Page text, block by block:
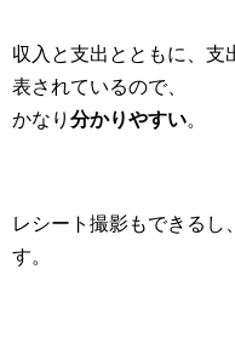
収入と支出とともに、支
表されているので、
かなり 分かりやすい。
レシート撮影もできるし
す。